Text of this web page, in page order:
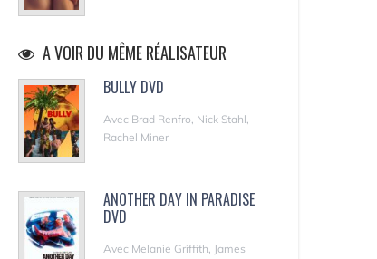
A VOIR DU MÊME RÉALISATEUR
BULLY DVD
Avec Brad Renfro, Nick Stahl,
Rachel Miner
ANOTHER DAY IN PARADISE
DVD
Avec Melanie Griffith, James